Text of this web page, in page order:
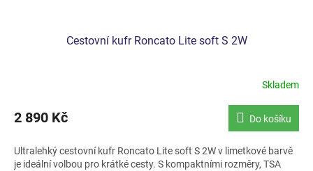
Cestovní kufr Roncato Lite soft S 2W
Skladem
2 890 Kč Do košíku
Ultralehký cestovní kufr Roncato Lite soft S 2W v limetkové barvě
je ideální volbou pro krátké cesty. S kompaktními rozměry, TSA